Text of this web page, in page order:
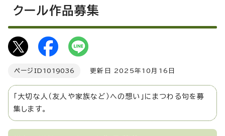
クール作品募集
ページID 1019036 更新日 2025年10月16日
「大切な人（友人や家族など）への想い」にまつわる句を募
集します。